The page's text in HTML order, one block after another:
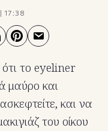
|17:38
το eyeliner
μαύρο και
και να
του οίκου